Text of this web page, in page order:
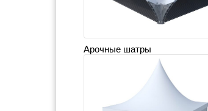
Арочные шатры